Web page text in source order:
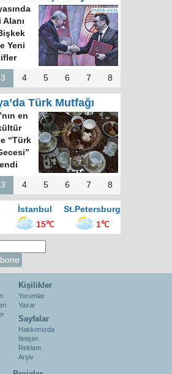
Yeni
3 4 5 6 7 8
Türk Mutfağı
en
“Türk
3 4 5 6 7 8
İstanbul
St.Petersburg
15℃ 1℃
Kişilikler
Yorumlar
Yazar
Sayfalar
Hakkımızda
İletişim
Reklam
Arşiv